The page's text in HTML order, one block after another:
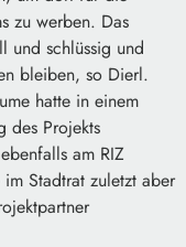
zu werben. Das
und schlüssig und
bleiben, so Dierl.
hatte in einem
des Projekts
am RIZ
Stadtrat zuletzt aber